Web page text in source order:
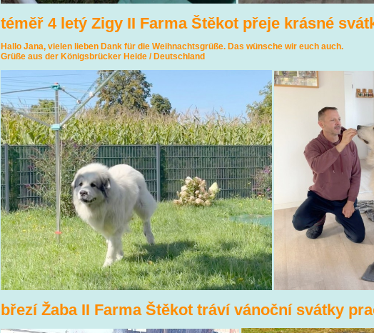
téměř 4 letý Zigy II Farma Štěkot přeje krásné
Hallo Jana, vielen lieben Dank für die Weihnachtsgrüße. Das
Grüße aus der Königsbrücker Heide / Deutschland
březí Žaba II Farma Štěkot tráví vánoční svátky